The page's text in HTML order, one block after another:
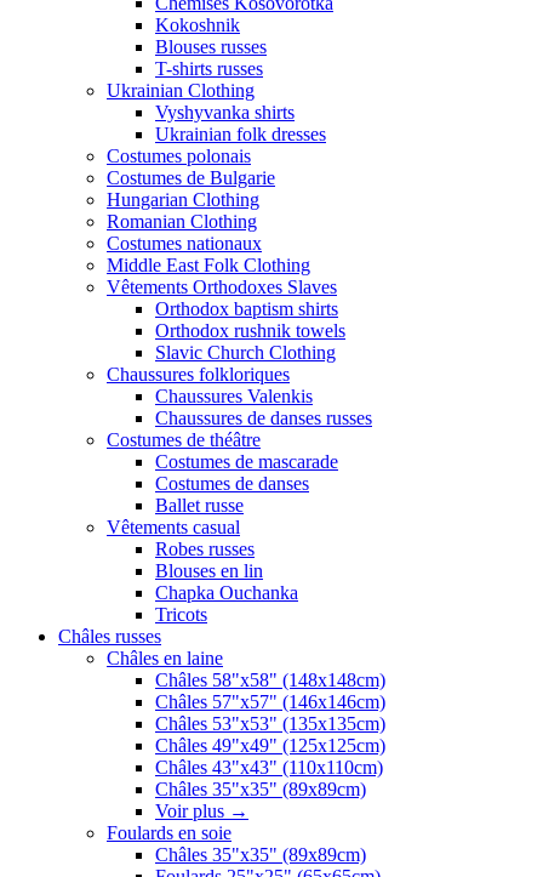
Kokoshnik
Blouses russes
T-shirts russes
Ukrainian Clothing
Vyshyvanka shirts
Ukrainian folk dresses
Costumes polonais
Costumes de Bulgarie
Hungarian Clothing
Romanian Clothing
Costumes nationaux
Middle East Folk Clothing
Vêtements Orthodoxes Slaves
Orthodox baptism shirts
Orthodox rushnik towels
Slavic Church Clothing
Chaussures folkloriques
Chaussures Valenkis
Chaussures de danses russes
Costumes de théâtre
Costumes de mascarade
Costumes de danses
Ballet russe
Vêtements casual
Robes russes
Blouses en lin
Chapka Ouchanka
Tricots
Châles russes
Châles en laine
Châles 58"x58" (148x148cm)
Châles 57"x57" (146x146cm)
Châles 53"x53" (135x135cm)
Châles 49"x49" (125x125cm)
Châles 43"x43" (110x110cm)
Châles 35"x35" (89x89cm)
Voir plus →
Foulards en soie
Châles 35"x35" (89x89cm)